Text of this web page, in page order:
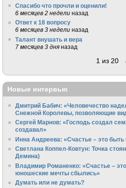
Спасибо что прочли и оценили!
6 месяцев 2 недели назад
Ответ к 18 вопросу
6 месяцев 3 недели назад
Талант внушать и вера
7 месяцев 3 дня назад
1 из 20
Новые интервью
Дмитрий Бабич: «Человечество
Снежной Королевы, позволяющие
Сергей Марнов: «Господь создал
создавал»
Инна Андреева: «Счастье – это быть
Светлана Коппел-Ковтун: Точка
Демина)
Владимир Романенко: «Счастье –
юношеские мечты сбылись»
Думать или не думать?